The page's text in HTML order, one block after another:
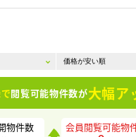
閲覧可能物件数が大幅ア
物件数 会員閲覧可能物